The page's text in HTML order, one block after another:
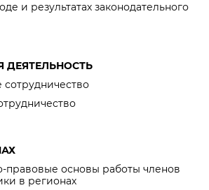
и результатах законодательного
правовые основы работы членов
в регионах